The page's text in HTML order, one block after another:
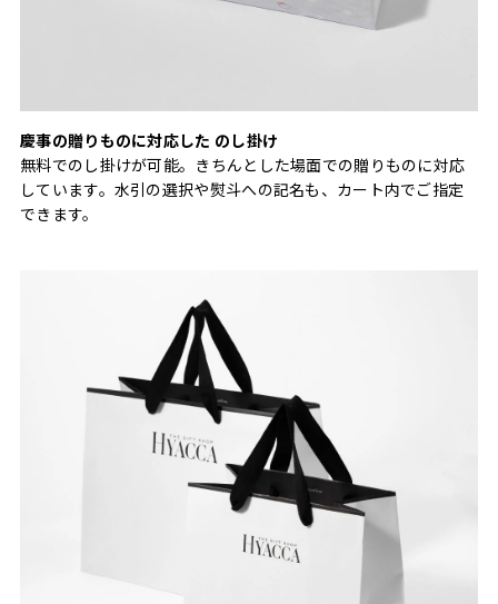
慶事の贈りものに対応した のし掛け
無料でのし掛けが可能。きちんとした場面での贈りものに対応
しています。水引の選択や熨斗への記名も、カート内でご指定
できます。